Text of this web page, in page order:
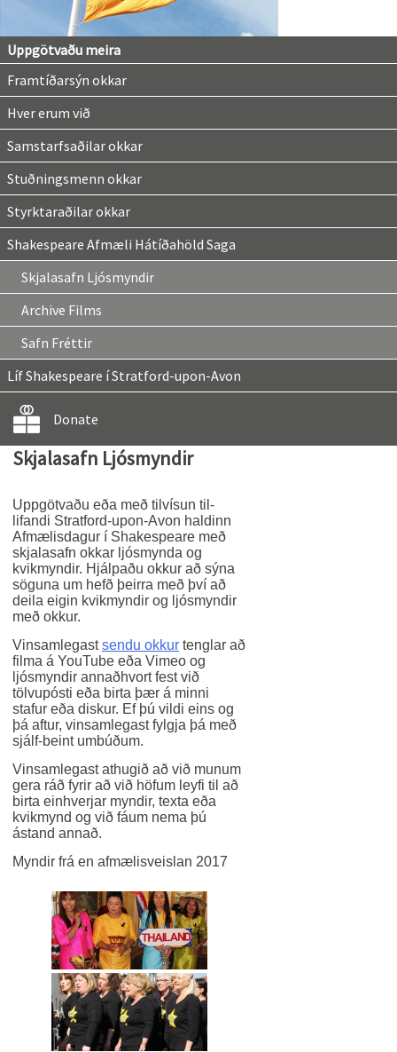
Uppgötvaðu meira
Framtíðarsýn okkar
Hver erum við
Samstarfsaðilar okkar
Stuðningsmenn okkar
Styrktaraðilar okkar
Shakespeare Afmæli Hátíðahöld Saga
Skjalasafn Ljósmyndir
Archive Films
Safn Fréttir
Líf Shakespeare í Stratford-upon-Avon
Donate
Skjalasafn Ljósmyndir
Uppgötvaðu eða með tilvísun til-
lifandi Stratford-upon-Avon haldinn
Afmælisdagur í Shakespeare með
skjalasafn okkar ljósmynda og
kvikmyndir. Hjálpaðu okkur að sýna
söguna um hefð þeirra með því að
deila eigin kvikmyndir og ljósmyndir
með okkur.
Vinsamlegastsendu okkur tenglar að
filma á YouTube eða Vimeo og
ljósmyndir annaðhvort fest við
tölvupósti eða birta þær á minni
stafur eða diskur. Ef þú vildi eins og
þá aftur, vinsamlegast fylgja þá með
sjálf-beint umbúðum.
Vinsamlegast athugið að við munum
gera ráð fyrir að við höfum leyfi til að
birta einhverjar myndir, texta eða
kvikmynd og við fáum nema þú
ástand annað.
Myndir frá en afmælisveislan 2017